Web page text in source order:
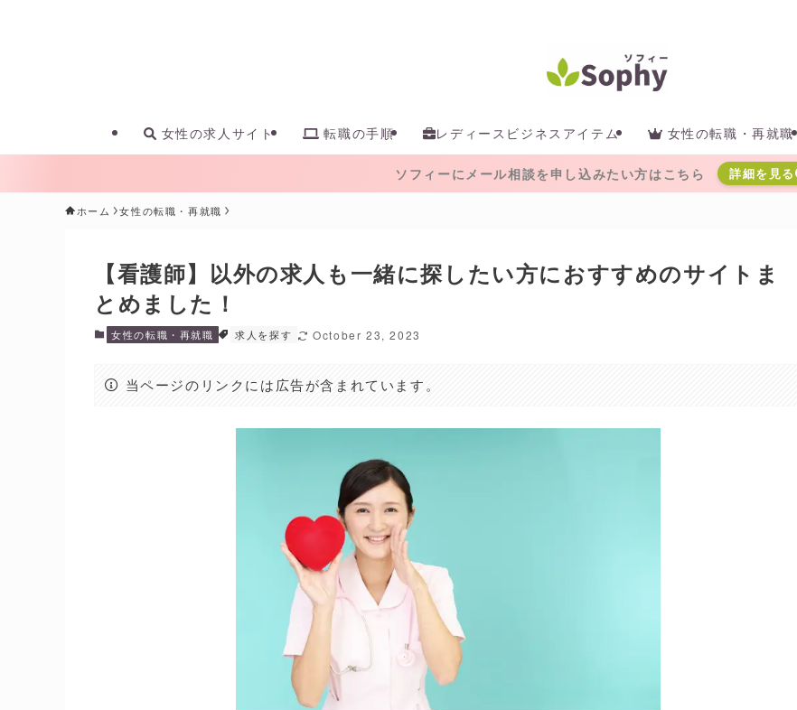
女性の求人サイト 転職の手順 レディースビジネスアイテム 女性の転職・再就職
ソフィーにメール相談を申し込みたい方はこちら 詳細を見る
ホーム 女性の転職・再就職
【看護師】以外の求人も一緒に探したい方におすすめのサイトま
とめました！
女性の転職・再就職 求人を探す October 23, 2023
当ページのリンクには広告が含まれています。